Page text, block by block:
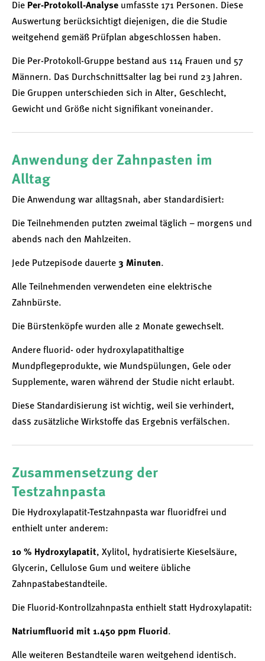
Die Per-Protokoll-Analyse umfasste 171 Personen. Diese
Auswertung berücksichtigt diejenigen, die die Studie
weitgehend gemäß Prüfplan abgeschlossen haben.
Die Per-Protokoll-Gruppe bestand aus 114 Frauen und 57
Männern. Das Durchschnittsalter lag bei rund 23 Jahren.
Die Gruppen unterschieden sich in Alter, Geschlecht,
Gewicht und Größe nicht signifikant voneinander.
Anwendung der Zahnpasten im
Alltag
Die Anwendung war alltagsnah, aber standardisiert:
Die Teilnehmenden putzten zweimal täglich – morgens und
abends nach den Mahlzeiten.
Jede Putzepisode dauerte 3 Minuten.
Alle Teilnehmenden verwendeten eine elektrische
Zahnbürste.
Die Bürstenköpfe wurden alle 2 Monate gewechselt.
Andere fluorid- oder hydroxylapatithaltige
Mundpflegeprodukte, wie Mundspülungen, Gele oder
Supplemente, waren während der Studie nicht erlaubt.
Diese Standardisierung ist wichtig, weil sie verhindert,
dass zusätzliche Wirkstoffe das Ergebnis verfälschen.
Zusammensetzung der
Testzahnpasta
Die Hydroxylapatit-Testzahnpasta war fluoridfrei und
enthielt unter anderem:
10 % Hydroxylapatit, Xylitol, hydratisierte Kieselsäure,
Glycerin, Cellulose Gum und weitere übliche
Zahnpastabestandteile.
Die Fluorid-Kontrollzahnpasta enthielt statt Hydroxylapatit:
Natriumfluorid mit 1.450 ppm Fluorid.
Alle weiteren Bestandteile waren weitgehend identisch.